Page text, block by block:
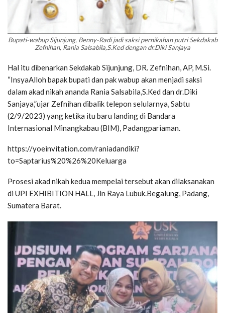
Bupati-wabup Sijunjung, Benny-Radi jadi saksi pernikahan putri Sekdakab
Zefnihan, Rania Salsabila,S.Ked dengan dr.Diki Sanjaya
Hal itu dibenarkan Sekdakab Sijunjung, DR. Zefnihan, AP, M.Si.
“InsyaAlloh bapak bupati dan pak wabup akan menjadi saksi
dalam akad nikah ananda Rania Salsabila,S.Ked dan dr.Diki
Sanjaya,”ujar Zefnihan dibalik telepon selularnya, Sabtu
(2/9/2023) yang ketika itu baru landing di Bandara
Internasional Minangkabau (BIM), Padangpariaman.
https://yoeinvitation.com/raniadandiki?
to=Saptarius%20%26%20Keluarga
Prosesi akad nikah kedua mempelai tersebut akan dilaksanakan
di UPI EXHIBITION HALL, Jln Raya Lubuk.Begalung, Padang,
Sumatera Barat.